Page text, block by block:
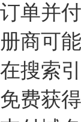
订单并
册商可
在搜索
免费获